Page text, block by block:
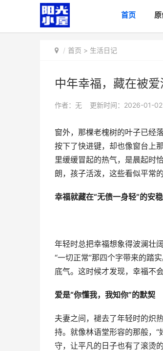
首页
首页 > 生活日记
中年幸福，藏在被
作者：无 更新时间：2026-01-
窗外，那棵老槐树的叶子已经
按下了快进键，却也像窗台上
里缓缓冒起的热气，是晨起时
朗，孩子活泼，这些看似平常
幸福就藏在“无债一身轻”的安
年轻时总把幸福想象得波澜壮
“一切正常”那四个字带来的踏
底气。这时候才发现，幸福不
爱是“你懂我，我知你”的默契
夫妻之间，褪去了年轻时的炽
持。就像林语堂形容的那般，
守，让平凡的日子也有了滚烫